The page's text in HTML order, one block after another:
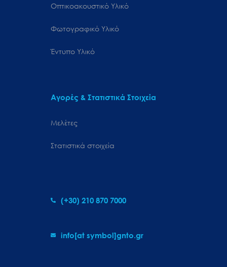
Οπτικοακουστικό Υλικό
Φωτογραφικό Υλικό
Έντυπο Υλικό
Αγορές & Στατιστικά Στοιχεία
Μελέτες
Στατιστικά στοιχεία
(+30) 210 870 7000
info[at symbol]gnto.gr